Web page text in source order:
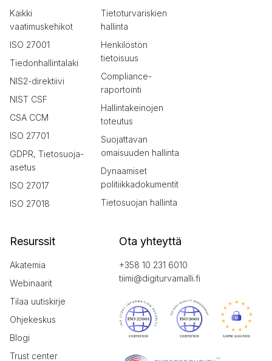
Kaikki
vaatimuskehikot
ISO 27001
Tiedonhallintalaki
NIS2-direktiivi
NIST CSF
CSA CCM
ISO 27701
GDPR, Tietosuoja-
asetus
ISO 27017
ISO 27018
Tietoturvariskien
hallinta
Henkilöstön
tietoisuus
Compliance-
raportointi
Hallintakeinojen
toteutus
Suojattavan
omaisuuden hallinta
Dynaamiset
politiikkadokumentit
Tietosuojan hallinta
Resurssit
Akatemia
Webinaarit
Tilaa uutiskirje
Ohjekeskus
Blogi
Trust center
Ota yhteyttä
+358 10 231 6010
tiimi@digiturvamalli.fi